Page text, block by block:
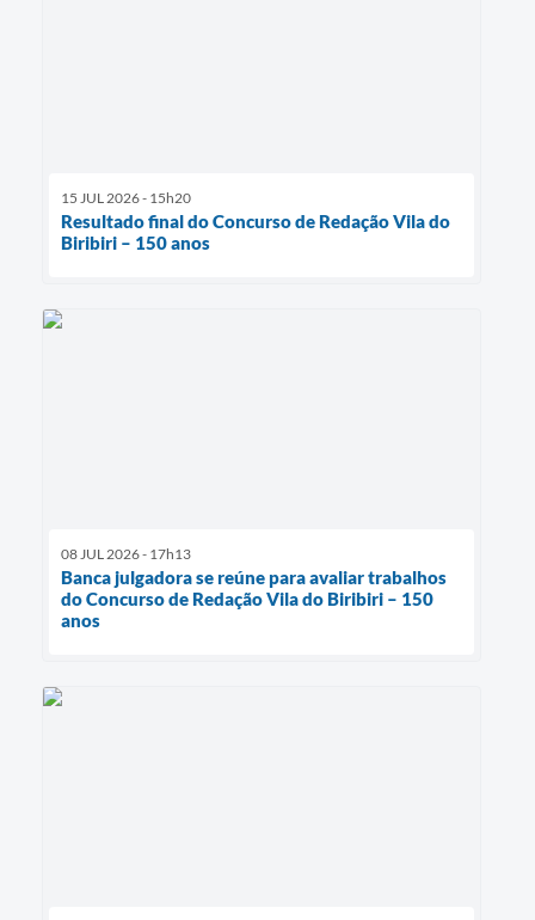
15 JUL 2026 - 15h20
Resultado final do Concurso de Redação Vila do
Biribiri – 150 anos
08 JUL 2026 - 17h13
Banca julgadora se reúne para avaliar trabalhos
do Concurso de Redação Vila do Biribiri – 150
anos